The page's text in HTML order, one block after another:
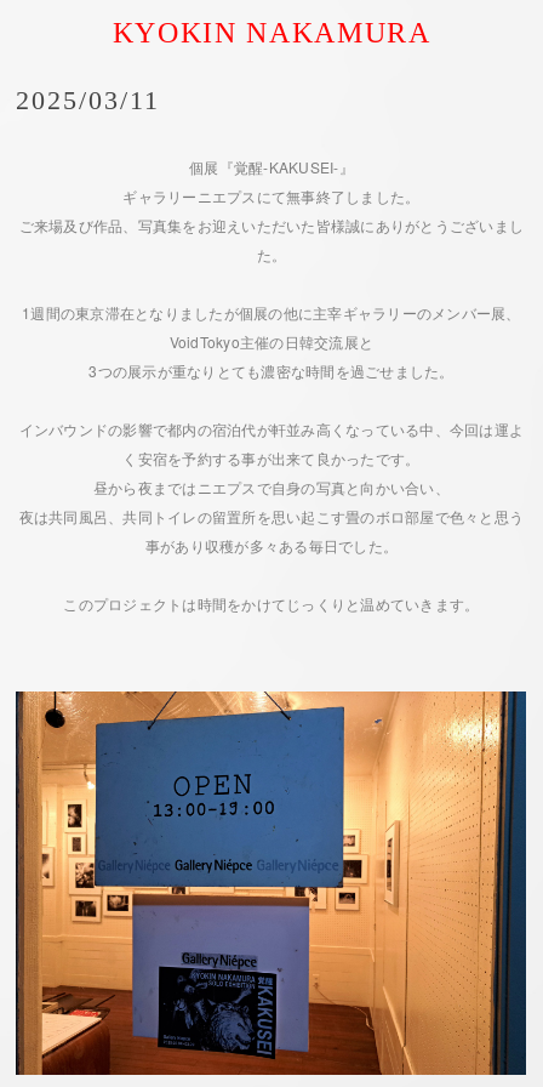
KYOKIN NAKAMURA
2025/03/11
個展『覚醒-KAKUSEI-』
ギャラリーニエプスにて無事終了しました。
ご来場及び作品、写真集をお迎えいただいた皆様誠にありがとうございまし
た。
1週間の東京滞在となりましたが個展の他に主宰ギャラリーのメンバー展、
VoidTokyo主催の日韓交流展と
3つの展示が重なりとても濃密な時間を過ごせました。
インバウンドの影響で都内の宿泊代が軒並み高くなっている中、今回は運よ
く安宿を予約する事が出来て良かったです。
昼から夜まではニエプスで自身の写真と向かい合い、
夜は共同風呂、共同トイレの留置所を思い起こす畳のボロ部屋で色々と思う
事があり収穫が多々ある毎日でした。
このプロジェクトは時間をかけてじっくりと温めていきます。